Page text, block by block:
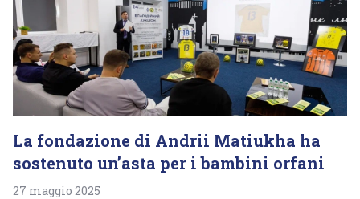
La fondazione di Andrii Matiukha ha
sostenuto un’asta per i bambini orfani
27 maggio 2025